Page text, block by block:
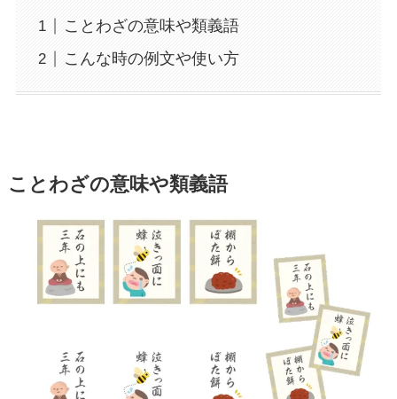
ことわざの意味や類義語
こんな時の例文や使い方
ことわざの意味や類義語